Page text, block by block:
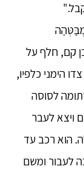
קם, חלף על
הימני כלפיו,
לסוסה
ויצא לעבר
הוא רכב עד
לעבור ומשם